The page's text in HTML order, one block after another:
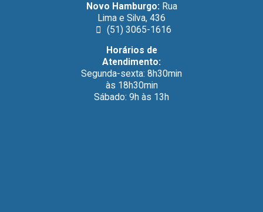
Novo Hamburgo: Rua
Lima e Silva, 436
(51) 3065-1616
Horários de
Atendimento:
Segunda-sexta: 8h30min
às 18h30min
Sábado: 9h às 13h